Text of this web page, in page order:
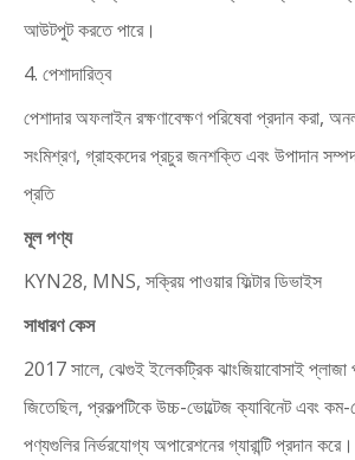
আউটপুট করতে পারে।
4. পেশাদারিত্ব
পেশাদার অফলাইন রক্ষণাবেক্ষণ পরিষেবা প্রদান করা,
সংমিশ্রণ, গ্রাহকদের প্রচুর জনশক্তি এবং উপাদান
প্রতি
মূল পণ্য
KYN28, MNS, সক্রিয় পাওয়ার ফিল্টার ডিভাইস
সাধারণ কেস
2017 সালে, ঝেগুই ইলেকট্রিক ঝাংজিয়াবোসাই প্লাজা
জিতেছিল, প্রকল্পটিকে উচ্চ-ভোল্টেজ ক্যাবিনেট এবং কম-
পণ্যগুলির নির্ভরযোগ্য অপারেশনের গ্যারান্টি প্রদান করে।